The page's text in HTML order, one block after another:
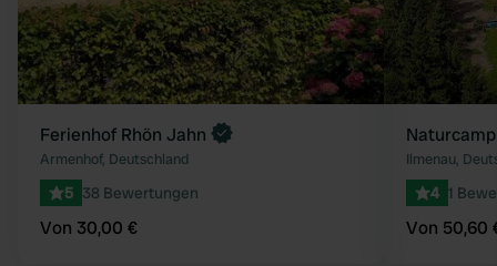
Ferienhof Rhön Jahn
Armenhof, Deutschland
5 38 Bewertungen
Von 30,00 €
Ilmenau,
4 1
Von 50,60